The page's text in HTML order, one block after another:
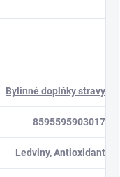
Bylinné doplňky stravy
8595595903017
Ledviny, Antioxidant